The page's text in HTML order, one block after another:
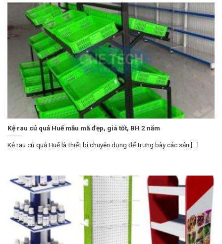
Kệ rau củ quả Huế mẫu mã đẹp, giá tốt, BH 2 năm
Kệ rau củ quả Huế là thiết bị chuyên dụng để trưng bày các sản [...]